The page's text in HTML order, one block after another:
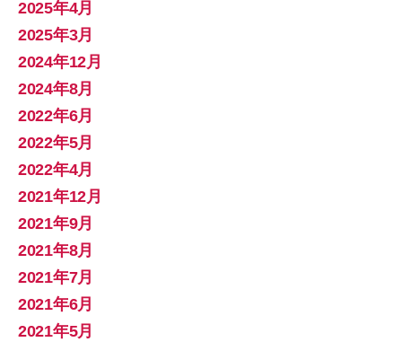
2025年4月
2025年3月
2024年12月
2024年8月
2022年6月
2022年5月
2022年4月
2021年12月
2021年9月
2021年8月
2021年7月
2021年6月
2021年5月